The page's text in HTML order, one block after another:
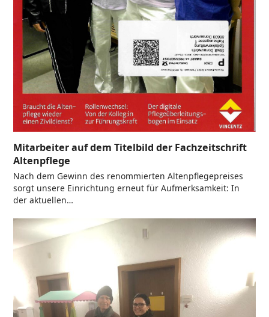
Mitarbeiter auf dem Titelbild der Fachzeitschrift
Altenpflege
Nach dem Gewinn des renommierten Altenpflegepreises
sorgt unsere Einrichtung erneut für Aufmerksamkeit: In
der aktuellen…